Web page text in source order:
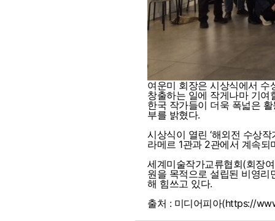
여운미 회장은 시상식에서 수
창출하는 일에 작게나마 기여
한국 작가들이 더욱 폭넓은
부를 밝혔다.
시상식이 열린 ‘해외전 수상
라메르 1관과 2관에서 계속
세계미술작가교류협회(회장
원을 목적으로 설립된 비영
해 힘쓰고 있다.
출처 : 미디어피아(https://